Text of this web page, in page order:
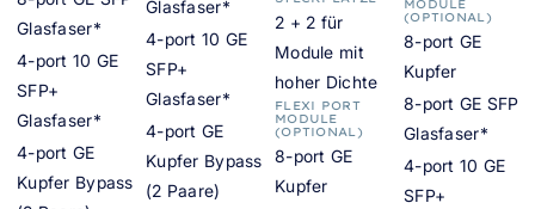
Glasfaser*
4-port 10 GE
SFP+
Glasfaser*
4-port GE
Kupfer Bypass
Glasfaser*
4-port 10 GE
SFP+
Glasfaser*
4-port GE
Kupfer Bypass
(2 Paare)
2 + 2 für
Module mit
hoher Dichte
FLEXI PORT
MODULE
(OPTIONAL)
8-port GE
Kupfer
MODULE
(OPTIONAL)
8-port GE
Kupfer
8-port GE SFP
Glasfaser*
4-port 10 GE
SFP+